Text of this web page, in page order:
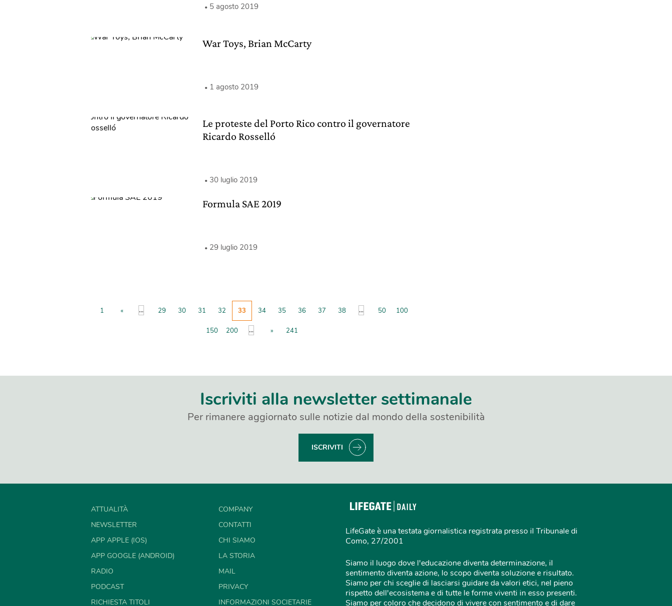
5 agosto 2019
War Toys, Brian McCarty
1 agosto 2019
Le proteste del Porto Rico contro il governatore
Ricardo Rosselló
30 luglio 2019
Formula SAE 2019
29 luglio 2019
1 « ... 29 30 31 32 33 34 35 36 37 38 ... 50 100
150 200 ... » 241
Iscriviti alla newsletter settimanale
Per rimanere aggiornato sulle notizie dal mondo della sostenibilità
ISCRIVITI
ATTUALITÀ
NEWSLETTER
APP APPLE (IOS)
APP GOOGLE (ANDROID)
RADIO
PODCAST
RICHIESTA TITOLI
COMPANY
CONTATTI
CHI SIAMO
LA STORIA
MAIL
PRIVACY
INFORMAZIONI SOCIETARIE
LifeGate è una testata giornalistica registrata presso il Tribunale di
Como, 27/2001
Siamo il luogo dove l'educazione diventa determinazione, il
sentimento diventa azione, lo scopo diventa soluzione e risultato.
Siamo per chi sceglie di lasciarsi guidare da valori etici, nel pieno
rispetto dell'ecosistema e di tutte le forme viventi in esso presenti.
Siamo per coloro che decidono di vivere con sentimento e di dare